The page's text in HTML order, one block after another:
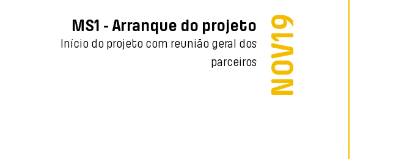
redundância. Esta nova
otimização dos motores a combustão
existentes, bem como o
e energia, assentes no
NOV19
MS1 - Arranque do projeto
Início do projeto com reunião geral dos
parceiros